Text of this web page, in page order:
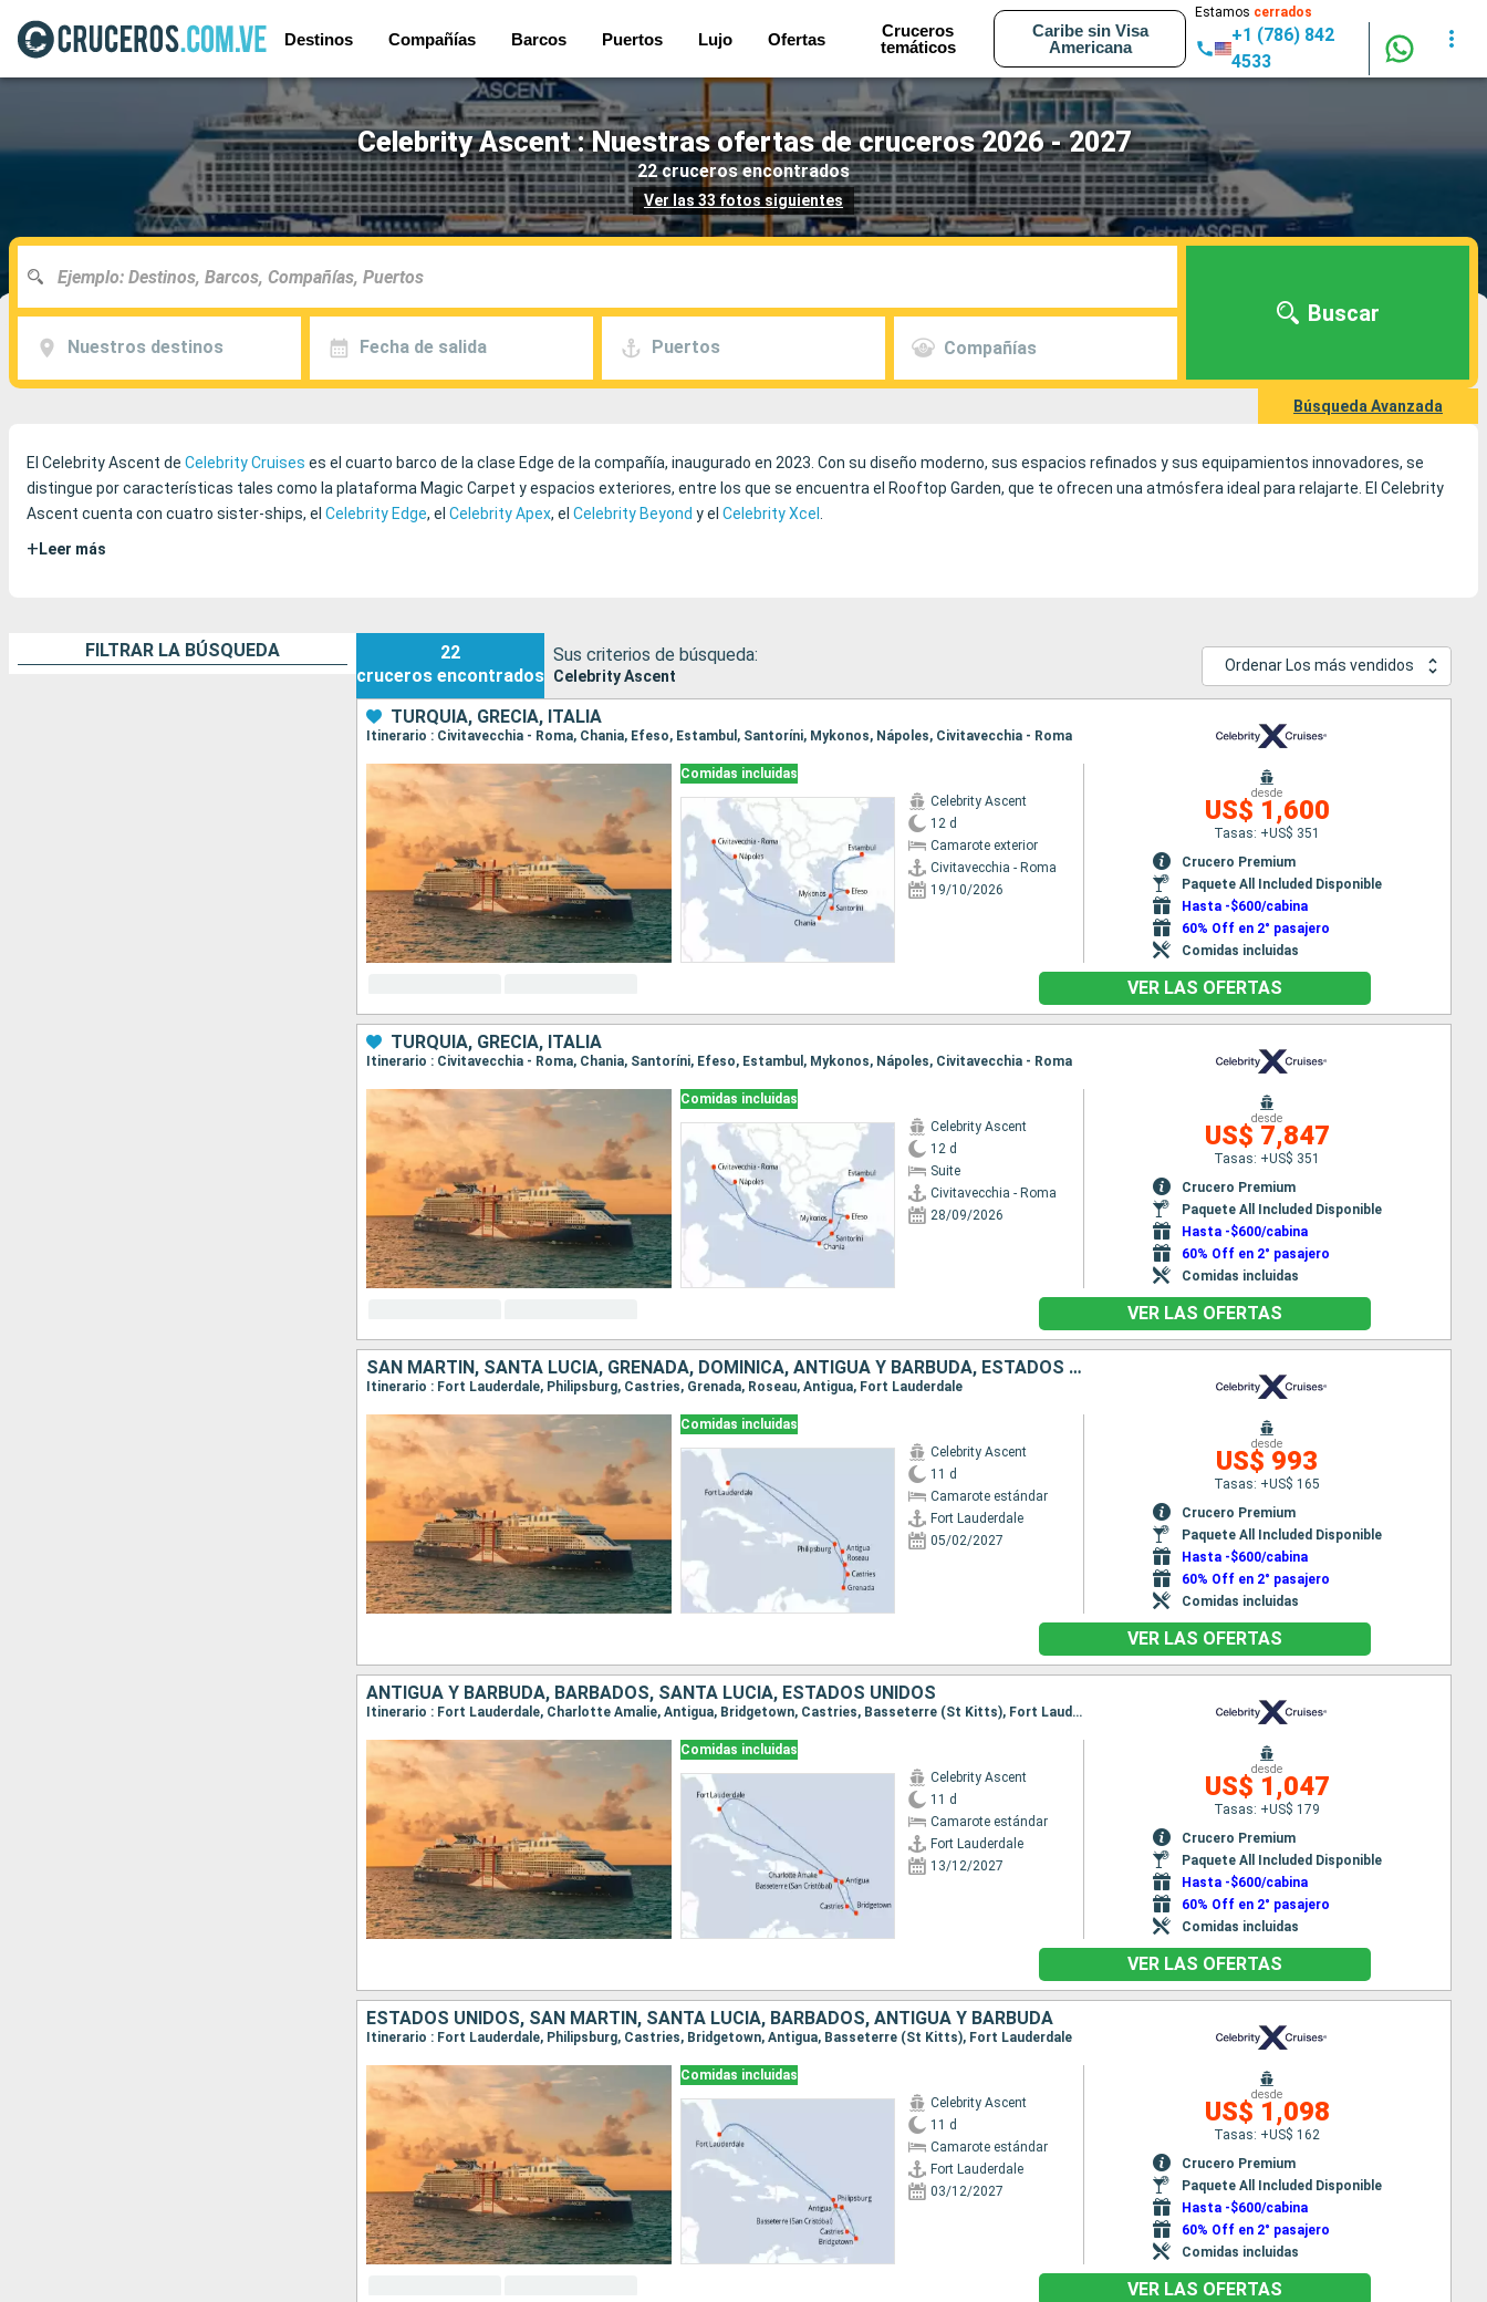
Destinos Compañías Barcos Puertos Lujo Ofertas
Cruceros
temáticos
Caribe sin Visa
Americana
Estamos cerrados
+1 (786) 842
4533
Celebrity Ascent : Nuestras ofertas de cruceros 2026 - 2027
22 cruceros encontrados
Ver las 33 fotos siguientes
Nuestros destinos Fecha de salida Puertos Compañías
Buscar
Búsqueda Avanzada
El Celebrity Ascent de Celebrity Cruises es el cuarto barco de la clase Edge de la compañía, inaugurado en 2023. Con su diseño moderno, sus espacios refinados y sus equipamientos innovadores, se
distingue por características tales como la plataforma Magic Carpet y espacios exteriores, entre los que se encuentra el Rooftop Garden, que te ofrecen una atmósfera ideal para relajarte. El Celebrity
Ascent cuenta con cuatro sister-ships, el Celebrity Edge, el Celebrity Apex, el Celebrity Beyond y el Celebrity Xcel
+ Leer más
FILTRAR LA BÚSQUEDA
22
cruceros encontrados
Sus criterios de búsqueda:
Celebrity Ascent
Ordenar Los más vendidos
TURQUÍA, GRECIA, ITALIA
Itinerario : Civitavecchia - Roma, Chania, Efeso, Estambul, Santoríni, Mykonos, Nápoles, Civitavecchia - Roma
Comidas incluidas
Celebrity Ascent
12 d
Camarote exterior
Civitavecchia - Roma
19/10/2026
desde
US$ 1,600
Tasas: +US$ 351
Crucero Premium
Paquete All Included Disponible
Hasta -$600/cabina
60% Off en 2° pasajero
Comidas incluidas
VER LAS OFERTAS
TURQUÍA, GRECIA, ITALIA
Itinerario : Civitavecchia - Roma, Chania, Santoríni, Efeso, Estambul, Mykonos, Nápoles, Civitavecchia - Roma
Comidas incluidas
Celebrity Ascent
12 d
Suite
Civitavecchia - Roma
28/09/2026
desde
US$ 7,847
Tasas: +US$ 351
Crucero Premium
Paquete All Included Disponible
Hasta -$600/cabina
60% Off en 2° pasajero
Comidas incluidas
VER LAS OFERTAS
SAN MARTÍN, SANTA LUCIA, GRENADA, DOMINICA, ANTIGUA Y BARBUDA, ESTADOS UNIDOS
Itinerario : Fort Lauderdale, Philipsburg, Castries, Grenada, Roseau, Antigua, Fort Lauderdale
Comidas incluidas
Celebrity Ascent
11 d
Camarote estándar
Fort Lauderdale
05/02/2027
desde
US$ 993
Tasas: +US$ 165
Crucero Premium
Paquete All Included Disponible
Hasta -$600/cabina
60% Off en 2° pasajero
Comidas incluidas
VER LAS OFERTAS
ANTIGUA Y BARBUDA, BARBADOS, SANTA LUCIA, ESTADOS UNIDOS
Itinerario : Fort Lauderdale, Charlotte Amalie, Antigua, Bridgetown, Castries, Basseterre (St Kitts), Fort Lauderdale
Comidas incluidas
Celebrity Ascent
11 d
Camarote estándar
Fort Lauderdale
13/12/2027
desde
US$ 1,047
Tasas: +US$ 179
Crucero Premium
Paquete All Included Disponible
Hasta -$600/cabina
60% Off en 2° pasajero
Comidas incluidas
VER LAS OFERTAS
ESTADOS UNIDOS, SAN MARTÍN, SANTA LUCIA, BARBADOS, ANTIGUA Y BARBUDA
Itinerario : Fort Lauderdale, Philipsburg, Castries, Bridgetown, Antigua, Basseterre (St Kitts), Fort Lauderdale
Comidas incluidas
Celebrity Ascent
11 d
Camarote estándar
Fort Lauderdale
03/12/2027
desde
US$ 1,098
Tasas: +US$ 162
Crucero Premium
Paquete All Included Disponible
Hasta -$600/cabina
60% Off en 2° pasajero
Comidas incluidas
VER LAS OFERTAS